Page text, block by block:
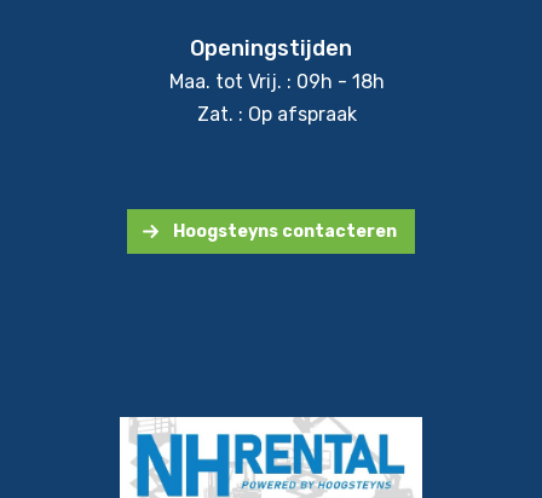
Openingstijden
Maa. tot Vrij. : 09h - 18h
Zat. : Op afspraak
Hoogsteyns contacteren